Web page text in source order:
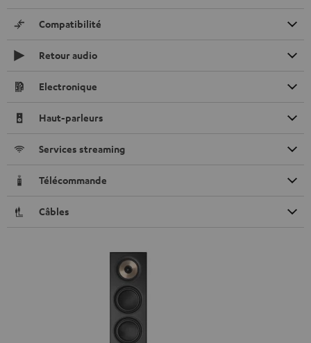
Compatibilité
Retour audio
Electronique
Haut-parleurs
Services streaming
Télécommande
Câbles